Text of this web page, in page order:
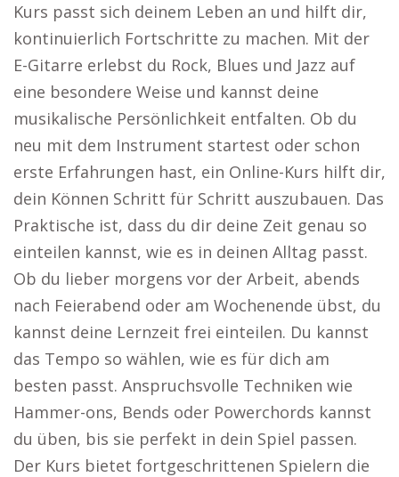
Kurs passt sich deinem Leben an und hilft dir,
kontinuierlich Fortschritte zu machen. Mit der
E-Gitarre erlebst du Rock, Blues und Jazz auf
eine besondere Weise und kannst deine
musikalische Persönlichkeit entfalten. Ob du
neu mit dem Instrument startest oder schon
erste Erfahrungen hast, ein Online-Kurs hilft dir,
dein Können Schritt für Schritt auszubauen. Das
Praktische ist, dass du dir deine Zeit genau so
einteilen kannst, wie es in deinen Alltag passt.
Ob du lieber morgens vor der Arbeit, abends
nach Feierabend oder am Wochenende übst, du
kannst deine Lernzeit frei einteilen. Du kannst
das Tempo so wählen, wie es für dich am
besten passt. Anspruchsvolle Techniken wie
Hammer-ons, Bends oder Powerchords kannst
du üben, bis sie perfekt in dein Spiel passen.
Der Kurs bietet fortgeschrittenen Spielern die